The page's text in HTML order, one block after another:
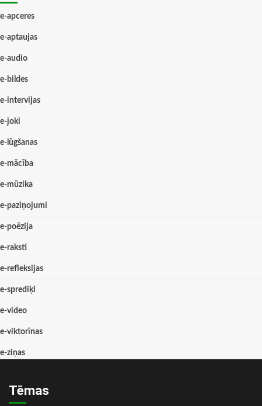
e-apceres
e-aptaujas
e-audio
e-bildes
e-intervijas
e-joki
e-lūgšanas
e-mācība
e-mūzika
e-paziņojumi
e-poēzija
e-raksti
e-refleksijas
e-sprediķi
e-video
e-viktorīnas
e-ziņas
Tēmas